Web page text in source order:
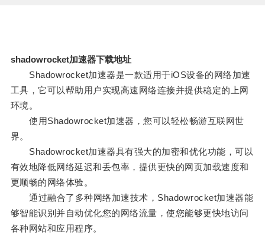
shadowrocket加速器下载地址
Shadowrocket加速器是一款适用于iOS设备的网络加速
工具，它可以帮助用户实现高速网络连接并提供稳定的上网
环境。
使用Shadowrocket加速器，您可以轻松畅游互联网世
界。
Shadowrocket加速器具有强大的加密和优化功能，可以
有效地降低网络延迟和丢包率，提供更快的网页加载速度和
更顺畅的网络体验。
通过融合了多种网络加速技术，Shadowrocket加速器能
够智能识别并自动优化您的网络流量，使您能够更快地访问
各种网站和应用程序。